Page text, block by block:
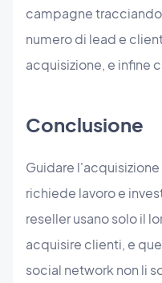
campagne
numero di lead e
acquisizione, e infine
Conclusione
Guidare
richiede lavoro e
reseller usano solo il
acquisire clienti, e
social network non li